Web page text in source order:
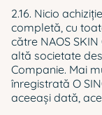
2.16. Nicio
completă, cu
către NAOS SKIN
altă societate
Companie. Mai
înregistrată O
aceeaşi dată,